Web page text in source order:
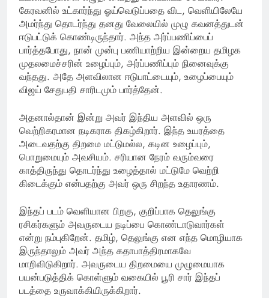
கேரவனில் உட்கார்ந்து ஓய்வெடுப்பதை விட, வெளியிலேயே
அமர்ந்து தொடர்ந்து தனது வேலையில் முழு கவனத்துடன்
ஈடுபட்டுக் கொண்டிருந்தார். அந்த அர்ப்பணிப்பைப்
பார்த்தபோது, நான் முன்பு பணியாற்றிய இன்றைய தமிழக
முதலமைச்சரின் உழைப்பும், அர்ப்பணிப்பும் நினைவுக்கு
வந்தது. அதே அளவிலான ஈடுபாட்டையும், உழைப்பையும்
விஜய் சேதுபதி சாரிடமும் பார்த்தேன்.
அதனால்தான் இன்று அவர் இந்திய அளவில் ஒரு
வெற்றிகரமான நடிகராக திகழ்கிறார். இந்த உயரத்தை
அடைவதற்கு திறமை மட்டுமல்ல, கடின உழைப்பும்,
பொறுமையும் அவசியம். சரியான நேரம் வரும்வரை
காத்திருந்து தொடர்ந்து உழைத்தால் மட்டுமே வெற்றி
கிடைக்கும் என்பதற்கு அவர் ஒரு சிறந்த உதாரணம்.
இந்தப் படம் வெளியான பிறகு, குறிப்பாக தெலுங்கு
ரசிகர்களும் அவருடைய நடிப்பை கொண்டாடுவார்கள்
என்று நம்புகிறேன். தமிழ், தெலுங்கு என எந்த மொழியாக
இருந்தாலும் அவர் அந்த கதாபாத்திரமாகவே
மாறிவிடுகிறார். அவருடைய திறமையை முழுமையாக
பயன்படுத்திக் கொள்ளும் வகையில் பூரி சார் இந்தப்
படத்தை உருவாக்கியிருக்கிறார்.